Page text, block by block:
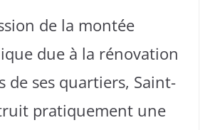
de la montée
due à la rénovation
de ses quartiers, Saint-
pratiquement une